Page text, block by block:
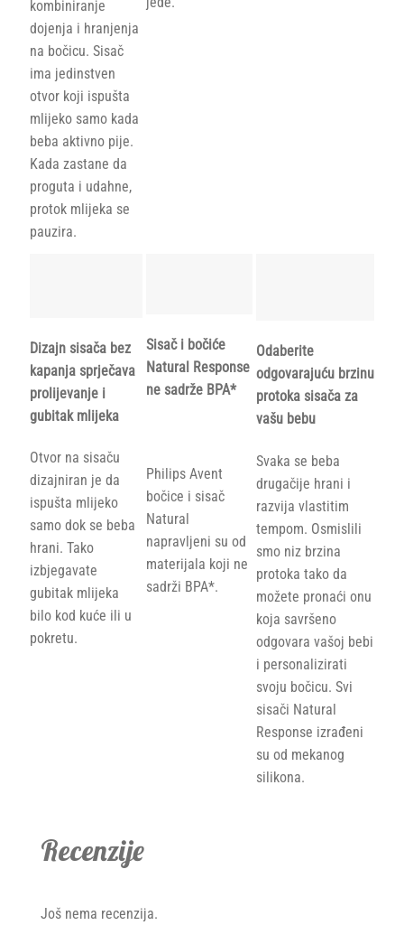
kombiniranje
dojenja i hranjenja
na bočicu. Sisač
ima jedinstven
otvor koji ispušta
mlijeko samo kada
beba aktivno pije.
Kada zastane da
proguta i udahne,
protok mlijeka se
pauzira.
Dizajn sisača bez
kapanja sprječava
prolijevanje i
gubitak mlijeka
Otvor na sisaču
dizajniran je da
ispušta mlijeko
samo dok se beba
hrani. Tako
izbjegavate
gubitak mlijeka
bilo kod kuće ili u
pokretu.
Sisač i bočiće
Natural Response
ne sadrže BPA*
Philips Avent
bočice i sisač
Natural
napravljeni su od
materijala koji ne
sadrži BPA*.
Odaberite
odgovarajuću brzinu
protoka sisača za
vašu bebu
Svaka se beba
drugačije hrani i
razvija vlastitim
tempom. Osmislili
smo niz brzina
protoka tako da
možete pronaći onu
koja savršeno
odgovara vašoj bebi
i personalizirati
svoju bočicu. Svi
sisači Natural
Response izrađeni
su od mekanog
silikona.
Recenzije
Još nema recenzija.